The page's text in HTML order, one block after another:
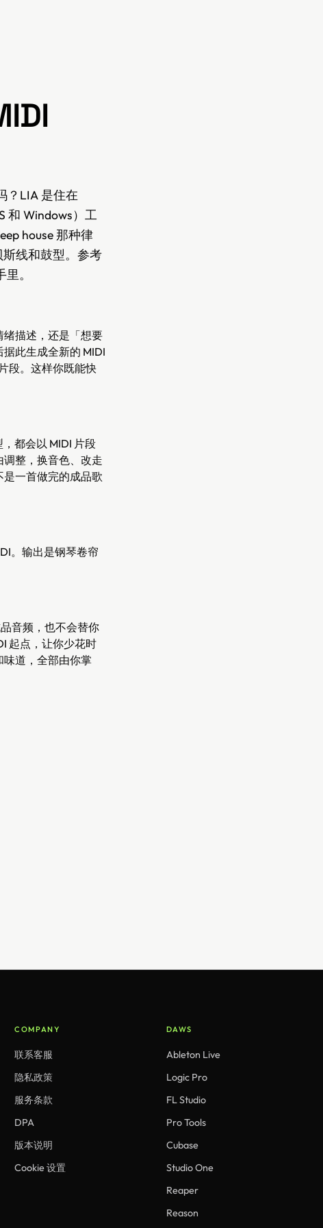
？LIA 是住在
和 Windows）工
house 那种律
线和鼓型。参考
。
描述，还是「想要
此生成全新的 MIDI
段。这样你既能快
都会以 MIDI 片段
整，换音色、改走
一首做完的成品歌
。输出是钢琴卷帘
音频，也不会替你
起点，让你少花时
道，全部由你掌
COMPANY
联系客服
隐私政策
服务条款
DPA
版本说明
Cookie 设置
DAWS
Ableton Live
Logic Pro
FL Studio
Pro Tools
Cubase
Studio One
Reaper
Reason